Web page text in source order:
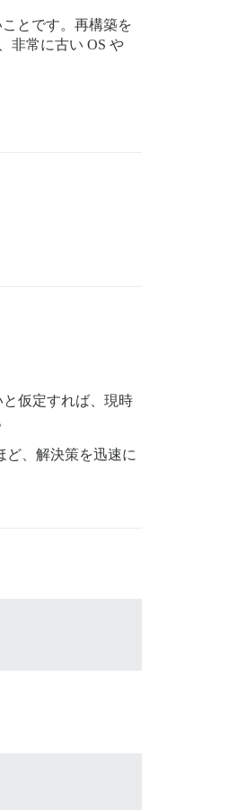
とです。再構築を
非常に古い OS や
仮定すれば、現時
ど、解決策を迅速に